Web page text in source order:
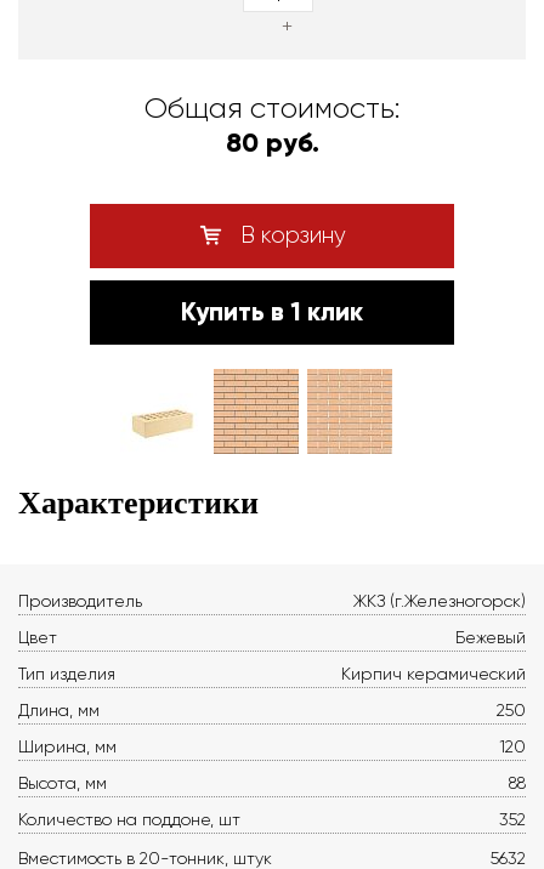
+
Общая стоимость:
80 руб.
В корзину
Купить в 1 клик
Характеристики
Производитель
ЖКЗ (г.Железногорск)
Цвет
Бежевый
Тип изделия
Кирпич керамический
Длина, мм
250
Ширина, мм
120
Высота, мм
88
Количество на поддоне, шт
352
Вместимость в 20-тонник, штук
5632